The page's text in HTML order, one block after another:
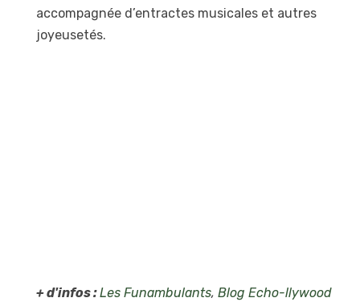
accompagnée d’entractes musicales et autres
joyeusetés.
+ d'infos :Les Funambulants, Blog Echo-llywood